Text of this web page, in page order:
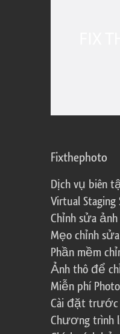
Fixthephoto
Dịch vụ biên
Virtual Staging
Chỉnh sửa ảnh
Mẹo chỉnh sửa
Phần mềm
Ảnh thô để
Miễn phí
Cài đặt trước
Chương trình